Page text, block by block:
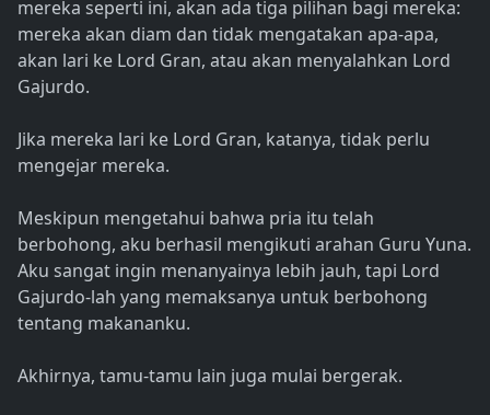
mereka seperti ini, akan ada tiga pilihan bagi mereka:
mereka akan diam dan tidak mengatakan apa-apa,
akan lari ke Lord Gran, atau akan menyalahkan Lord
Gajurdo.
Jika mereka lari ke Lord Gran, katanya, tidak perlu
mengejar mereka.
Meskipun mengetahui bahwa pria itu telah
berbohong, aku berhasil mengikuti arahan Guru Yuna.
Aku sangat ingin menanyainya lebih jauh, tapi Lord
Gajurdo-lah yang memaksanya untuk berbohong
tentang makananku.
Akhirnya, tamu-tamu lain juga mulai bergerak.